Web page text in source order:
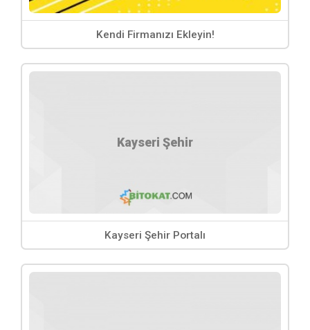
Faktoring Döviz ve Finans
Fırın ve Unlu Mamuller
Gazete Dergi ve Yayınlar
Hazır Giyim, Konfeksiyon Mağazaları
Kuru Temizleme ve Ütü
Matbaa Ofset Yayın Baskı Sistemleri
Medya ve Reklam Ajansları
Noterler
Kendi Firmanızı Ekleyin!
Kayseri Şehir
Kayseri Şehir Portalı